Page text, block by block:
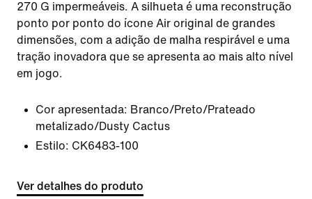
270 G impermeáveis. A silhueta é uma reconstrução
ponto por ponto do ícone Air original de grandes
dimensões, com a adição de malha respirável e uma
tração inovadora que se apresenta ao mais alto nível
em jogo.
Cor apresentada: Branco/Preto/Prateado
metalizado/Dusty Cactus
Estilo: CK6483-100
Ver detalhes do produto